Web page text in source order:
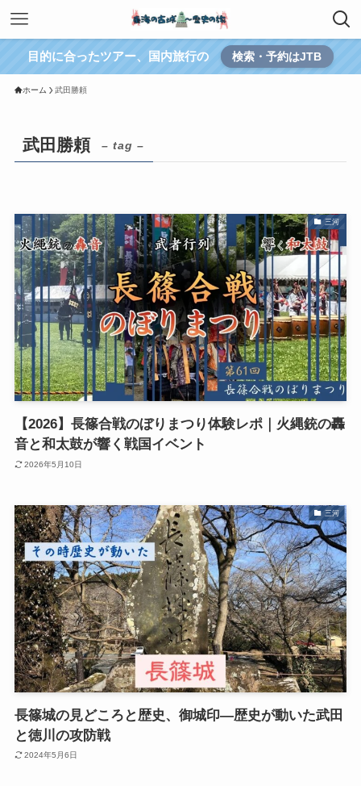
目的に合ったツアー、国内旅行の 検索・予約はJTB
ホーム 武田勝頼
武田勝頼 – tag –
三河
【2026】長篠合戦のぼりまつり体験レポ｜火縄銃の轟
音と和太鼓が響く戦国イベント
2026年5月10日
三河
長篠城の見どころと歴史、御城印―歴史が動いた武田
と徳川の攻防戦
2024年5月6日